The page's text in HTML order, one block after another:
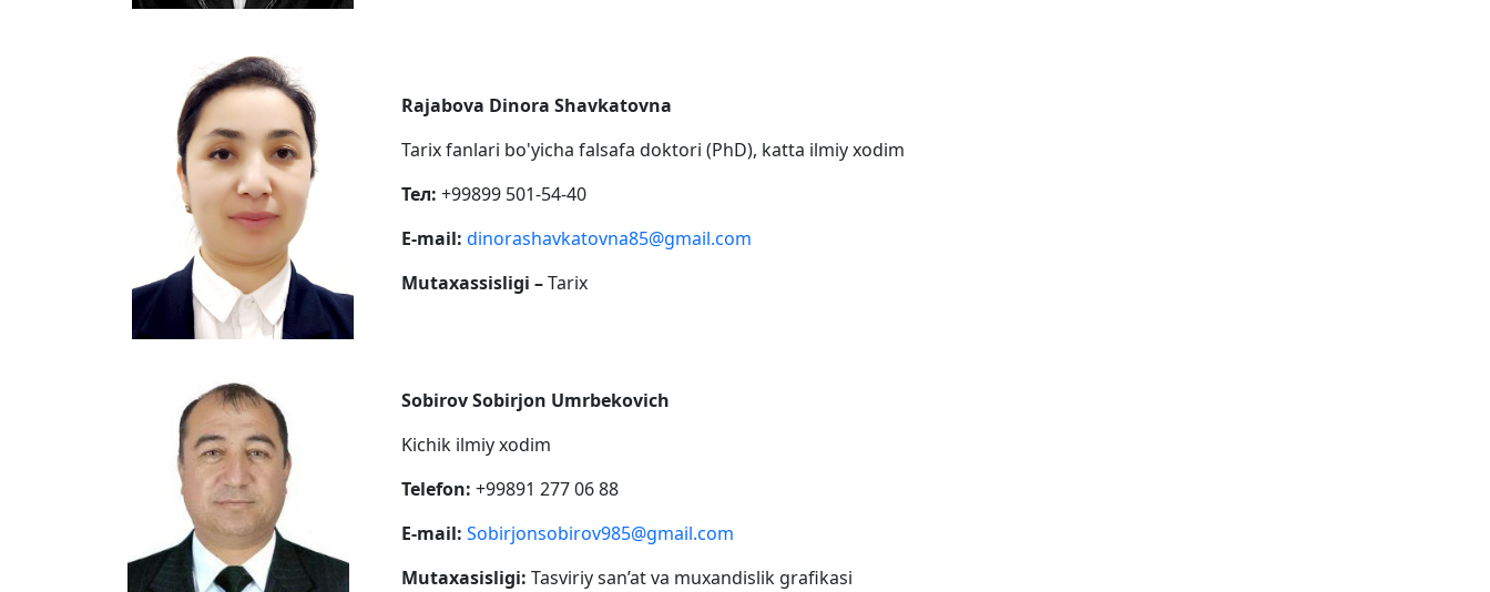
Rajabova Dinora Shavkatovna
Tarix fanlari bo'yicha falsafa doktori (PhD), katta ilmiy xodim
Тел: +99899 501-54-40
E-mail: dinorashavkatovna85@gmail.com
Mutaxassisligi –Tarix
Sobirov Sobirjon Umrbekovich
Kichik ilmiy xodim
Telefon: +99891 277 06 88
E-mail: Sobirjonsobirov985@gmail.com
Mutaxasisligi: Tasviriy san’at va muxandislik grafikasi